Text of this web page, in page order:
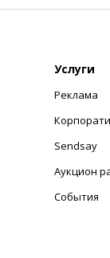
Услуги
Реклама
Sendsay
Аукцион
События